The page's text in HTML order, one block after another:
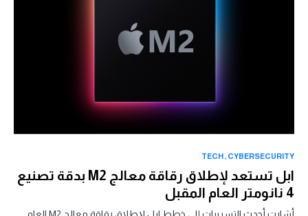
CYBERSECURITY
TECH
ابل تستعد لإطلاق رقاقة معالج M2 بدقة تصنيع
4 نانومتر العام المقبل
أشارت أحدث التسريبات إلى خطط ابل لإطلاق رقاقة معالج M2 العام